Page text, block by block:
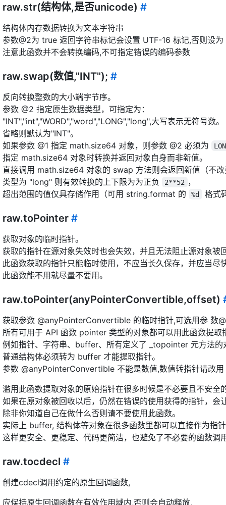
raw.str(结构体,是否unicode) #
结构体内存数据转换为文本字符串
参数@2为 true 返回字符串标记会设置 UTF-16 标记,否则设
注意此函数并不会转换编码,不可指定错误的编码参数
raw.swap(数值,"INT"); #
反向转换整数的大小端字节序。
参数 @2 指定原生数据类型，可指定为：
"INT","int","WORD","word","LONG","long",大写表示无符号数。
省略则默认为"INT"。
如果参数 @1 指定 math.size64 对象，则参数 @2 必须为
指定 math.size64 对象时转换并返回对象自身而非新值。
直接调用 math.size64 对象的 swap 方法则会返回新值（不
类型为 "long" 则有效转换的上下限为为正负
2**52 ，
超出范围的值仅具存储作用（可用 string.format 的
%d 格式
raw.toPointer #
获取对象的临时指针。
获取的指针在源对象失效时也会失效，并且无法阻止源对象被
此函数获取的指针只能临时使用，不应当长久保存，并应当尽
此函数能不用就尽量不要用。
raw.toPointer(anyPointerConvertible,offset)
获取参数 @anyPointerConvertible 的临时指针,可选用参 数
所有可用于 API 函数 pointer 类型的对象都可以用此函数提取
例如指针、字符串、buffer、所有定义了 _topointer 元方法的
普通结构体必须转为 buffer 才能提取指针。
参数 @anyPointerConvertible 不能是数值,数值转指针请改
滥用此函数提取对象的原始指针在很多时候是不必要且不安全
如果在原对象被回收以后，仍然在错误的使用获得的指针，会
除非你知道自己在做什么否则请不要使用此函数。
实际上 buffer, 结构体等对象在很多函数里都可以直接作为指
这样更安全、更稳定、代码更简洁，也避免了不必要的函数调
raw.tocdecl #
创建cdecl调用约定的原生回调函数,
应保持原生回调函数在有效作用域内,否则会自动释放,